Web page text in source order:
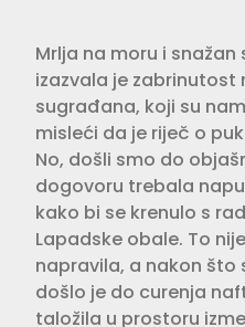
Mrlja na moru i
izazvala je zabrinutost
sugrađana, koji su
misleći da je riječ o
No, došli smo do
dogovoru trebala
kako bi se krenulo s
Lapadske obale. To
napravila, a nakon
došlo je do curenja
taložila u prostoru